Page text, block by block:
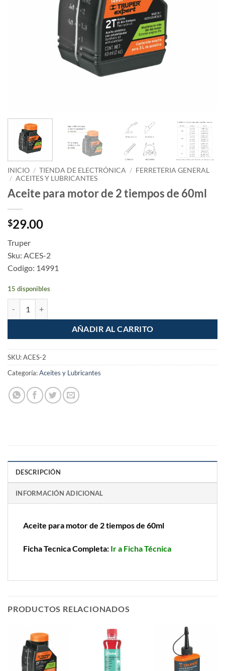
INICIO / TIENDA DE ELECTRÓNICA / FERRETERIA GENERAL
/ ACEITES Y LUBRICANTES
Aceite para motor de 2 tiempos de 60ml
$29.00
Truper
Sku: ACES-2
Codigo: 14991
15 disponibles
AÑADIR AL CARRITO
SKU:ACES-2
Categoría:Aceites y Lubricantes
DESCRIPCIÓN
INFORMACIÓN ADICIONAL
Aceite para motor de 2 tiempos de 60ml
Ficha Tecnica Completa: Ir a Ficha Técnica
PRODUCTOS RELACIONADOS